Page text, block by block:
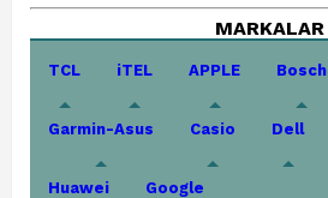
MARKALAR
TCL iTEL APPLE Bosch
Garmin-Asus Casio Dell
Huawei Google